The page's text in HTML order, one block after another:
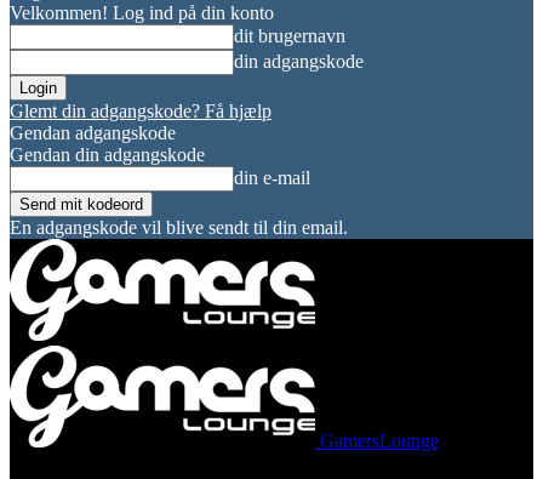
Velkommen! Log ind på din konto
dit brugernavn
din adgangskode
Glemt din adgangskode? Få hjælp
Gendan adgangskode
Gendan din adgangskode
din e-mail
En adgangskode vil blive sendt til din email.
GamersLounge